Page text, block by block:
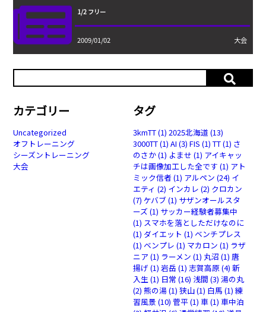
1/2 フリー
2009/01/02 大会
カテゴリー
Uncategorized
オフトレーニング
シーズントレーニング
大会
タグ
3kmTT(1) 2025北海道 (13)
3000TT(1) AI (3) FIS (1) TT(1) さ
のさか(1) よませ (1) アイキャッ
チは画像加工した全です (1) アト
ミック信者 (1) アルペン (24) イ
エティ (2) インカレ (2) クロカン
(7) ケバブ(1) サザンオールスタ
ーズ (1) サッカー経験者募集中
(1) スマホを落としただけなのに
(1) ダイエット (1) ベンチプレス
(1) ベンプレ (1) マカロン (1) ラザ
ニア (1) ラーメン (1) 丸沼 (1) 唐
揚げ (1) 岩岳 (1) 志賀高原(4) 新
入生(1) 日常 (16) 浅間 (3) 湯の丸
(2) 熊の湯(1) 狭山(1) 白馬 (1) 練
習風景(10) 菅平(1) 車(1) 車中泊